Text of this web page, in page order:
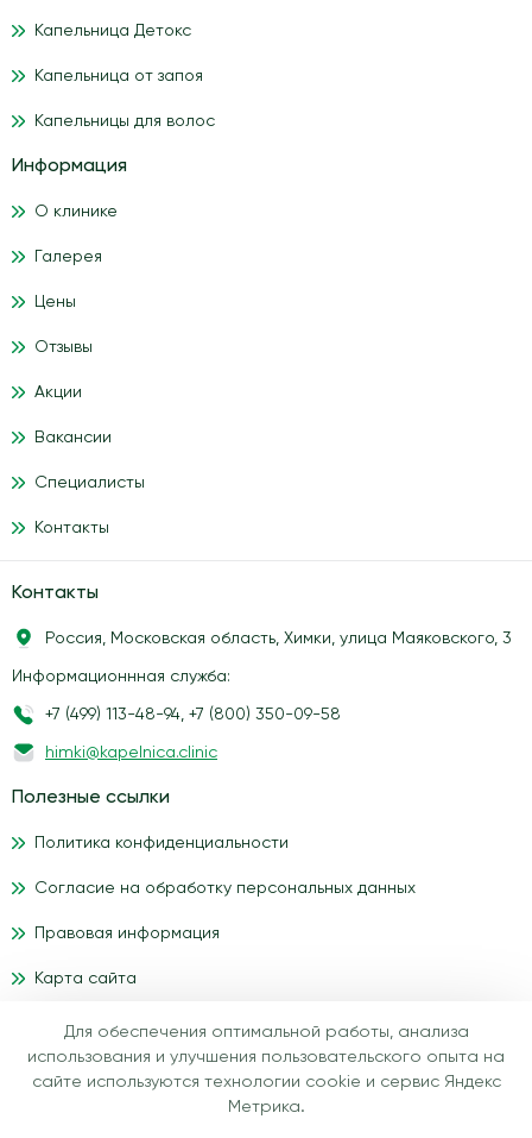
Капельница Детокс
Капельница от запоя
Капельницы для волос
Информация
О клинике
Галерея
Цены
Отзывы
Акции
Вакансии
Специалисты
Контакты
Контакты
Россия, Московская область, Химки, улица Маяковского, 3
Информационнная служба:
+7 (499) 113-48-94, +7 (800) 350-09-58
himki@kapelnica.clinic
Полезные ссылки
Политика конфиденциальности
Согласие на обработку персональных данных
Правовая информация
Карта сайта
Материалы, размещенные на данном сайте, носят
информационный характер и предназначены для
образовательных целей. Посетители сайта медицинского
Для обеспечения оптимальной работы, анализа
использования и улучшения пользовательского опыта на
сайте используются технологии cookie и сервис Яндекс
Метрика.